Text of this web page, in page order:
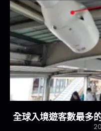
全球入境遊客數最多